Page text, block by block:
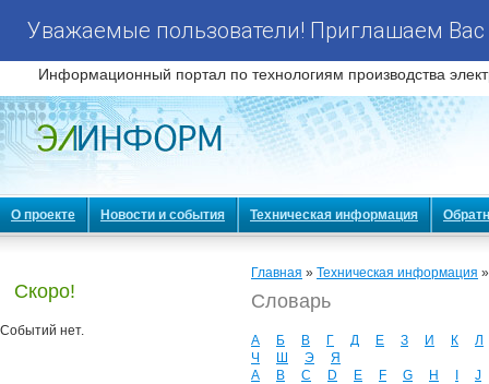
Уважаемые пользователи! Приглашаем
Информационный портал по технологиям производства
О проекте Новости и события Техническая информация
Скоро!
Событий нет.
Главная » Техническая информация
Словарь
А Б В Г Д Е З И К
Л
Ч
Ш Э
Я
A
B C D E F G H
J